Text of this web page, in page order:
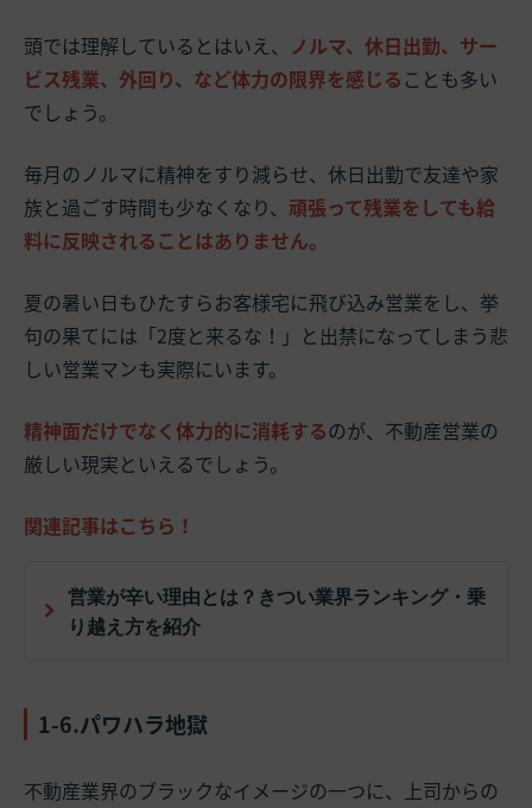
頭では理解しているとはいえ、 ノルマ、休日出勤、サー
ビス残業、外回り、など体力の限界を感じる ことも多い
でしょう。
毎月のノルマに精神をすり減らせ、休日出勤で友達や家
族と過ごす時間も少なくなり、 頑張って残業をしても給
料に反映されることはありません。
夏の暑い日もひたすらお客様宅に飛び込み営業をし、挙
句の果てには「2度と来るな！」と出禁になってしまう悲
しい営業マンも実際にいます。
精神面だけでなく体力的に消耗するのが、不動産営業の
厳しい現実といえるでしょう。
関連記事はこちら！
営業が辛い理由とは？きつい業界ランキング・乗
り越え方を紹介
1-6.パワハラ地獄
不動産業界のブラックなイメージの一つに、上司からの